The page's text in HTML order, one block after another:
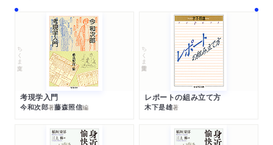
ちくま文庫
考現学入門
今和次郎著藤森照信編
ちくま学芸文庫
レポートの組み立て方
木下是雄著